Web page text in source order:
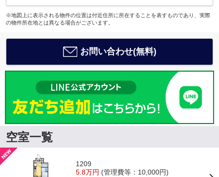
※地図上に表示される物件の位置は付近住所に所在することを表すものであり、実際
の物件所在地とは異なる場合がございます。
お問い合わせ(無料)
空室一覧
1209
5.8万円 (管理費等：10,000円)